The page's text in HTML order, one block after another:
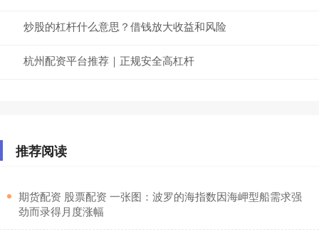
炒股的杠杆什么意思？借钱放大收益和风险
杭州配资平台推荐｜正规安全高杠杆
推荐阅读
​期货配资 股票配资 一张图：波罗的海指数因海岬型船需求强
劲而录得月度涨幅